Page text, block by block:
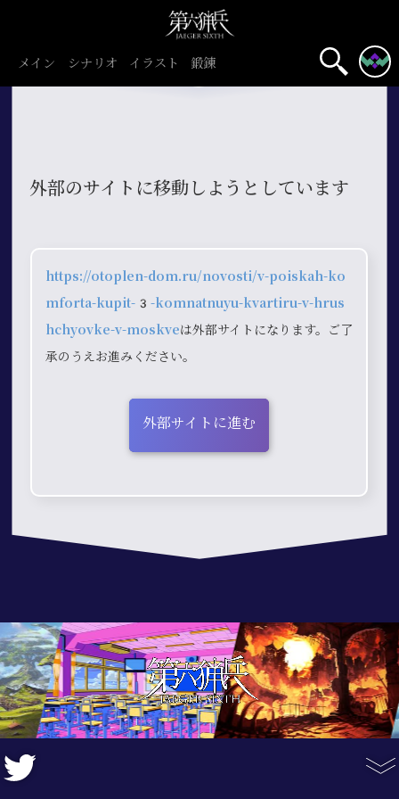
メイン シナリオ イラスト 鍛錬
外部のサイトに移動しようとしています
https://otoplen-dom.ru/novosti/v-poiskah-ko
mforta-kupit-3-komnatnuyu-kvartiru-v-hrus
hchyovke-v-moskveは外部サイトになります。ご了
承のうえお進みください。
外部サイトに進む